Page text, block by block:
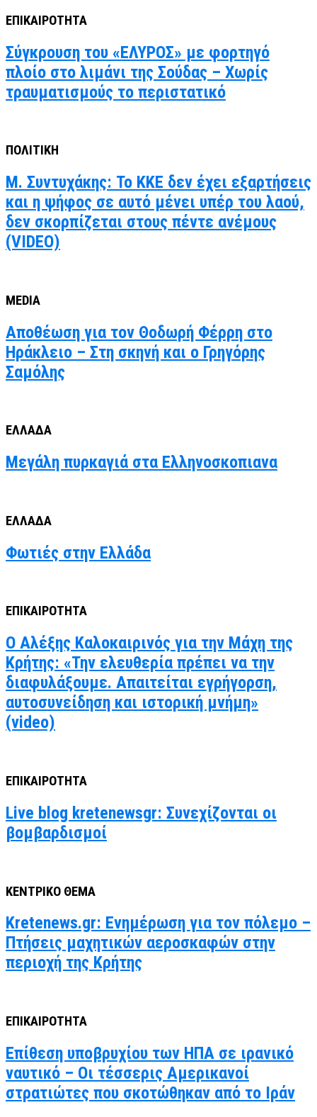
ΕΠΙΚΑΙΡΟΤΗΤΑ
Σύγκρουση του «ΕΛΥΡΟΣ» με φορτηγό
πλοίο στο λιμάνι της Σούδας – Χωρίς
τραυματισμούς το περιστατικό
ΠΟΛΙΤΙΚΗ
Μ. Συντυχάκης: Το ΚΚΕ δεν έχει εξαρτήσεις
και η ψήφος σε αυτό μένει υπέρ του λαού,
δεν σκορπίζεται στους πέντε ανέμους
(VIDEO)
MEDIA
Αποθέωση για τον Θοδωρή Φέρρη στο
Ηράκλειο – Στη σκηνή και ο Γρηγόρης
Σαμόλης
ΕΛΛΑΔΑ
Μεγάλη πυρκαγιά στα Ελληνοσκοπιανα
ΕΛΛΑΔΑ
Φωτιές στην Ελλάδα
ΕΠΙΚΑΙΡΟΤΗΤΑ
Ο Αλέξης Καλοκαιρινός για την Μάχη της
Κρήτης: «Την ελευθερία πρέπει να την
διαφυλάξουμε. Απαιτείται εγρήγορση,
αυτοσυνείδηση και ιστορική μνήμη»
(video)
ΕΠΙΚΑΙΡΟΤΗΤΑ
Live blog kretenewsgr: Συνεχίζονται οι
βομβαρδισμοί
ΚΕΝΤΡΙΚΟ ΘΕΜΑ
Kretenews.gr: Ενημέρωση για τον πόλεμο –
Πτήσεις μαχητικών αεροσκαφών στην
περιοχή της Κρήτης
ΕΠΙΚΑΙΡΟΤΗΤΑ
Επίθεση υποβρυχίου των ΗΠΑ σε ιρανικό
ναυτικό – Οι τέσσερις Αμερικανοί
στρατιώτες που σκοτώθηκαν από το Ιράν